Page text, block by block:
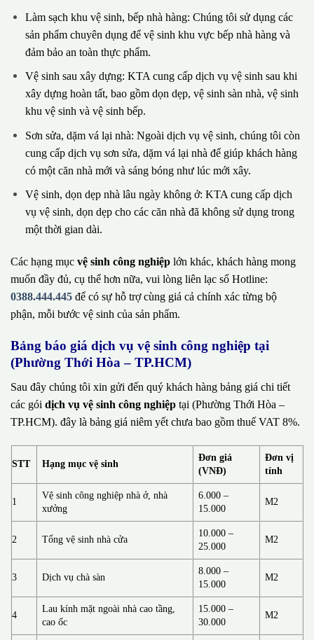
Làm sạch khu vệ sinh, bếp nhà hàng: Chúng tôi sử dụng các
sản phẩm chuyên dụng để vệ sinh khu vực bếp nhà hàng và
đảm bảo an toàn thực phẩm.
Vệ sinh sau xây dựng: KTA cung cấp dịch vụ vệ sinh sau khi
xây dựng hoàn tất, bao gồm dọn dẹp, vệ sinh sàn nhà, vệ sinh
khu vệ sinh và vệ sinh bếp.
Sơn sửa, dặm vá lại nhà: Ngoài dịch vụ vệ sinh, chúng tôi còn
cung cấp dịch vụ sơn sửa, dặm vá lại nhà để giúp khách hàng
có một căn nhà mới và sáng bóng như lúc mới xây.
Vệ sinh, dọn dẹp nhà lâu ngày không ở: KTA cung cấp dịch
vụ vệ sinh, dọn dẹp cho các căn nhà đã không sử dụng trong
một thời gian dài.
Các hạng mục vệ sinh công nghiệp lớn khác, khách hàng mong
muốn đầy đủ, cụ thể hơn nữa, vui lòng liên lạc số Hotline:
0388.444.445 để có sự hỗ trợ cùng giá cả chính xác từng bộ
phận, mỗi bước vệ sinh của sản phẩm.
Bảng báo giá dịch vụ vệ sinh công nghiệp tại
(Phường Thới Hòa – TP.HCM)
Sau đây chúng tôi xin gửi đến quý khách hàng bảng giá chi tiết
các gói dịch vụ vệ sinh công nghiệp tại (Phường Thới Hòa –
TP.HCM). đây là bảng giá niêm yết chưa bao gồm thuế VAT 8%.
STT Hạng mục vệ sinh
Đơn giá
(VNĐ)
Đơn vị
tính
1
Vệ sinh công nghiệp nhà ở, nhà
xưởng
6.000 –
15.000
M2
2 Tổng vệ sinh nhà cửa
10.000 –
25.000
M2
3 Dịch vụ chà sàn
8.000 –
15.000
M2
4
Lau kính mặt ngoài nhà cao tầng,
cao ốc
15.000 –
30.000
M2